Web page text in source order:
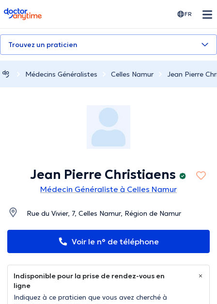
doctoranytime FR
Trouvez un praticien
Médecins Généralistes Celles Namur Jean Pierre
Jean Pierre Christiaens
Médecin Généraliste à Celles Namur
Rue du Vivier, 7, Celles Namur, Région de Namur
Voir le n° de téléphone
Indisponible pour la prise de rendez-vous en
ligne
Indiquez à ce praticien que vous avez cherché à